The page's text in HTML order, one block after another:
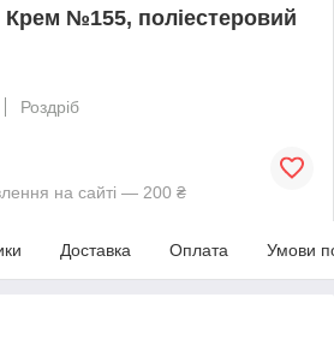
Крем №155, поліестеровий
Роздріб
на сайті — 200 ₴
Доставка Оплата Умови